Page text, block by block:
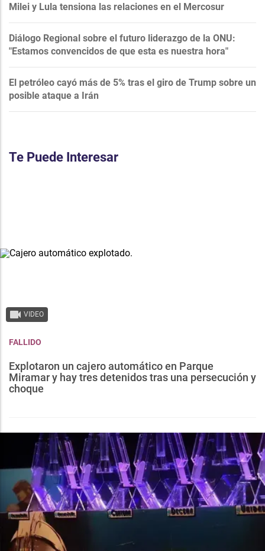
Milei y Lula tensiona las relaciones en el Mercosur
Diálogo Regional sobre el futuro liderazgo de la ONU:
"Estamos convencidos de que esta es nuestra hora"
El petróleo cayó más de 5% tras el giro de Trump sobre un
posible ataque a Irán
Te Puede Interesar
VIDEO
FALLIDO
Explotaron un cajero automático en Parque
Miramar y hay tres detenidos tras una persecución y
choque